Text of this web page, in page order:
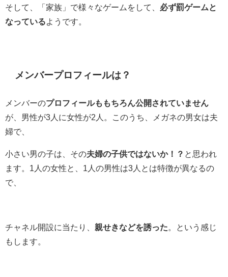
そして、「家族」で様々なゲームをして、 必ず罰ゲームと
なっているようです。
メンバープロフィールは？
メンバーのプロフィールももちろん公開されていません
が、男性が3人に女性が2人。このうち、メガネの男女は夫
婦で、
小さい男の子は、その夫婦の子供ではないか！？ と思われ
ます。1人の女性と、1人の男性は3人とは特徴が異なるの
で、
チャネル開設に当たり、 親せきなどを誘った。という感じ
もします。